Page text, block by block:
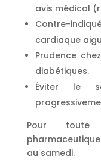
avis médical
Contre-
cardiaque
Prudence
diabétiques.
Éviter le
Pour toute
au samedi.